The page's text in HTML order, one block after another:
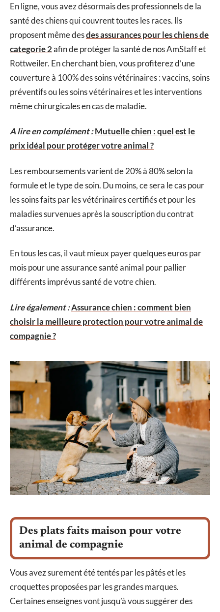
En ligne, vous avez désormais des professionnels de la
santé des chiens qui couvrent toutes les races. Ils
proposent même desdes assurances pour les chiens de
categorie 2afin de protéger la santé de nos AmStaff et
Rottweiler. En cherchant bien, vous profiterez d’une
couverture à 100% des soins vétérinaires : vaccins, soins
préventifs ou les soins vétérinaires et les interventions
même chirurgicales en cas de maladie.
A lire en complément :Mutuelle chien : quel est le
prix idéal pour protéger votre animal ?
Les remboursements varient de 20% à 80% selon la
formule et le type de soin. Du moins, ce sera le cas pour
les soins faits par les vétérinaires certifiés et pour les
maladies survenues après la souscription du contrat
d’assurance.
En tous les cas, il vaut mieux payer quelques euros par
mois pour une assurance santé animal pour pallier
différents imprévus santé de votre chien.
Lire également :Assurance chien : comment bien
choisir la meilleure protection pour votre animal de
compagnie ?
Des plats faits maison pour votre
animal de compagnie
Vous avez surement été tentés par les pâtés et les
croquettes proposées par les grandes marques.
Certaines enseignes vont jusqu’à vous suggérer des